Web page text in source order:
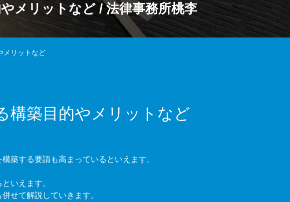
メリットなど / 法律事務所桃李
メリットなど
構築目的やメリットなど
築する要請も高まっているといえます。
いえます。
せて解説していきます。